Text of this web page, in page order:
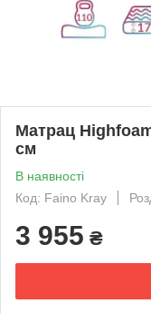
Матрац
см
В наявності
Код: Faino Kray
3 955 ₴